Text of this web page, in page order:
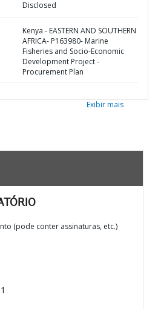
Disclosed
Kenya - EASTERN AND SOUTHERN
AFRICA- P163980- Marine
Fisheries and Socio-Economic
Development Project -
Procurement Plan
Exibir mais
(pode conter assinaturas, etc.)